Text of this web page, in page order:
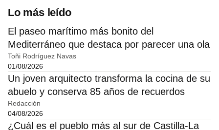
Lo más leído
El paseo marítimo más bonito del
Mediterráneo que destaca por parecer una ola
Toñi Rodríguez Navas
01/08/2026
Un joven arquitecto transforma la cocina de su
abuelo y conserva 85 años de recuerdos
Redacción
04/08/2026
¿Cuál es el pueblo más al sur de Castilla-La